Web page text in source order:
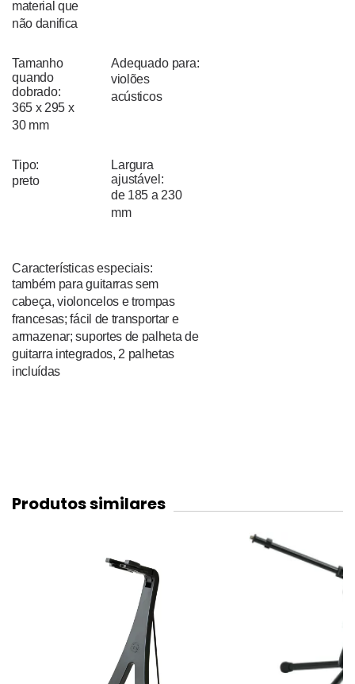
material que
não danifica
Tamanho
quando
dobrado:
365 x 295 x
30 mm
Adequado para:
violões
acústicos
Tipo:
preto
Largura
ajustável:
de 185 a 230
mm
Características especiais:
também para guitarras sem
cabeça, violoncelos e trompas
francesas; fácil de transportar e
armazenar; suportes de palheta de
guitarra integrados, 2 palhetas
incluídas
Produtos similares